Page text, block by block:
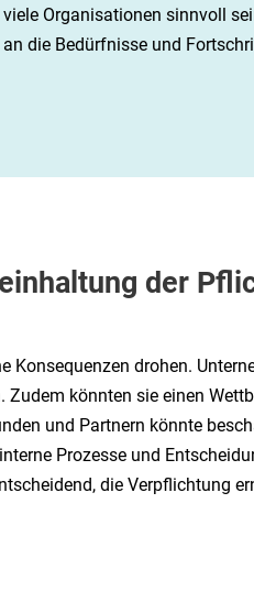
Organisationen sinnvoll
die Bedürfnisse und
der
drohen.
könnten sie einen
und Partnern könnte
Prozesse und
die Verpflichtung